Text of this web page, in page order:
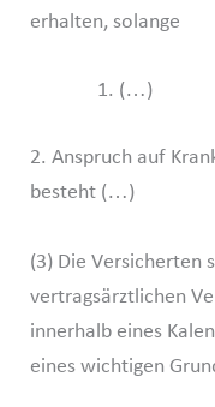
erhalten, solange
(…)
2. Anspruch auf
besteht (…)
(3) Die Versicherten
vertragsärztlichen
innerhalb eines
eines wichtigen